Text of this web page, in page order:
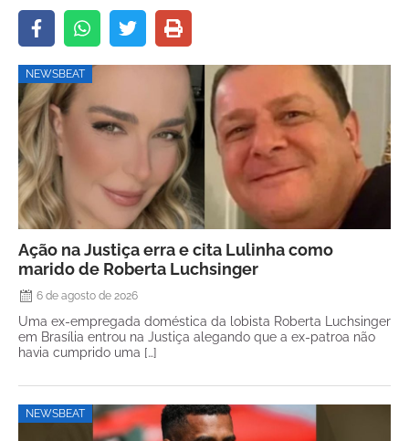
NEWSBEAT
Ação na Justiça erra e cita Lulinha como
marido de Roberta Luchsinger
6 de agosto de 2026
Uma ex-empregada doméstica da lobista Roberta Luchsinger
em Brasília entrou na Justiça alegando que a ex-patroa não
havia cumprido uma […]
NEWSBEAT